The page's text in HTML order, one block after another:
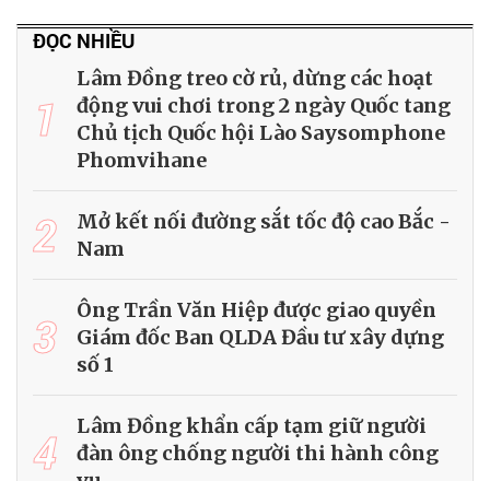
ĐỌC NHIỀU
1
Lâm Đồng treo cờ rủ, dừng các hoạt
động vui chơi trong 2 ngày Quốc tang
Chủ tịch Quốc hội Lào Saysomphone
Phomvihane
2
Mở kết nối đường sắt tốc độ cao Bắc -
Nam
3
Ông Trần Văn Hiệp được giao quyền
Giám đốc Ban QLDA Đầu tư xây dựng
số 1
4
Lâm Đồng khẩn cấp tạm giữ người
đàn ông chống người thi hành công